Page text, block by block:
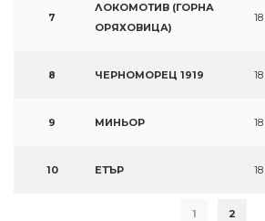
7
ЛОКОМОТИВ (ГОРНА
ОРЯХОВИЦА)
18
8 ЧЕРНОМОРЕЦ 1919 18
9 МИНЬОР 18
10 ЕТЪР 18
1 2